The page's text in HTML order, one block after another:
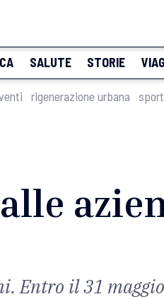
SALUTE STORIE
rigenerazione urbana sport
Entro il 31